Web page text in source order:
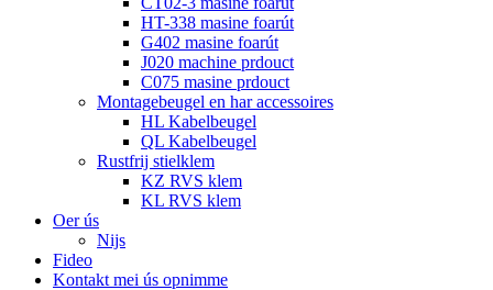
HT-338 masine foarút
G402 masine foarút
J020 machine prdouct
C075 masine prdouct
Montagebeugel en har accessoires
HL Kabelbeugel
QL Kabelbeugel
Rustfrij stielklem
KZ RVS klem
KL RVS klem
Oer ús
Nijs
Fideo
Kontakt mei ús opnimme